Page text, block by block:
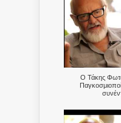
Ο Τάκης